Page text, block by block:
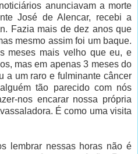
anunciavam a morte
José de Alencar, recebi a
Fazia mais de dez anos que
mesmo assim foi um baque.
meses mais velho que eu, e
mas em apenas 3 meses do
a um raro e fulminante câncer
tão parecido com nós
nos encarar nossa própria
É como uma visita
lembrar nessas horas não é